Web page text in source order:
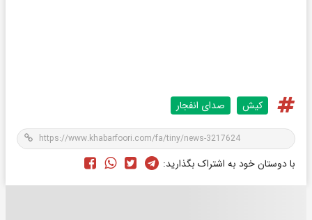
کیش صدای انفجار
با دوستان خود به اشتراک بگذارید: